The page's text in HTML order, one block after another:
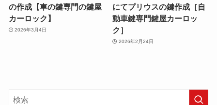
の作成【車の鍵専門の鍵屋
カーロック】
2026年3月4日
にてプリウスの鍵作成［自
動車鍵専門鍵屋カーロッ
ク］
2026年2月24日